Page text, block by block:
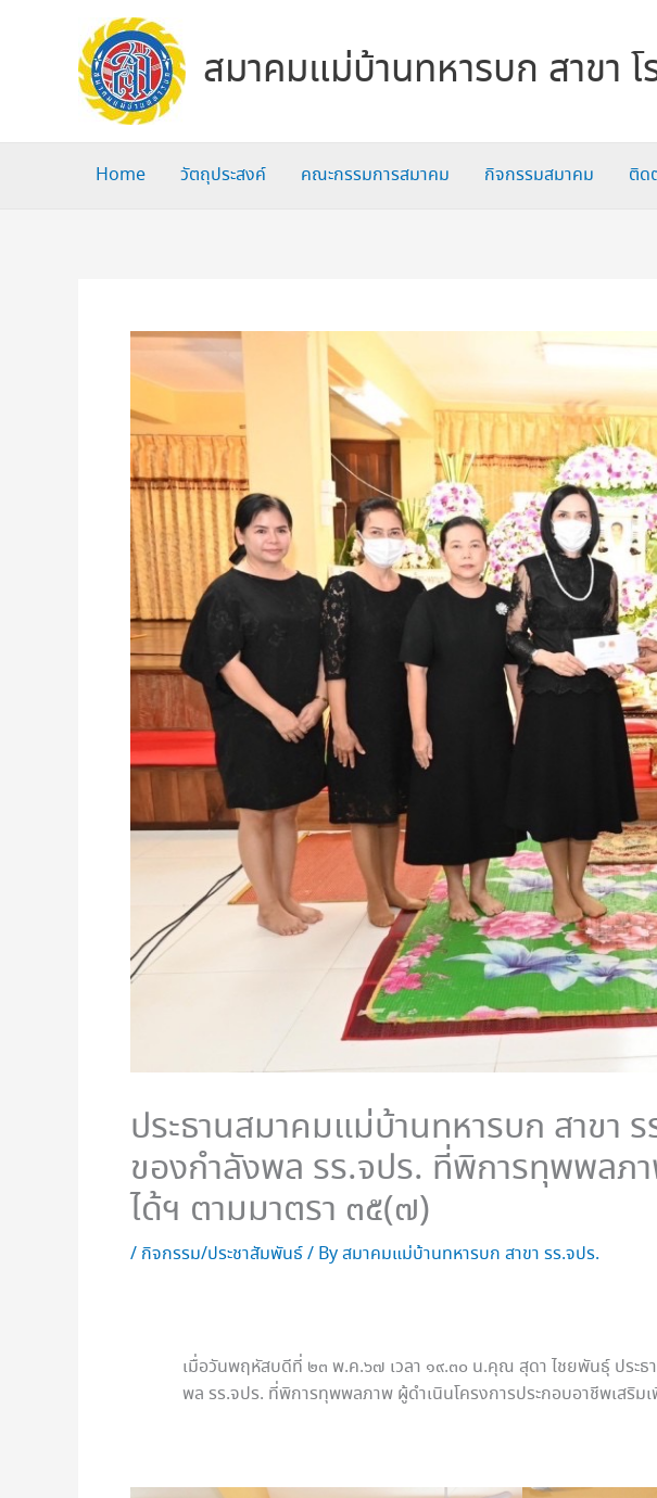
สมาคมแม่บ้านทหารบก สาขา
Home วัตถุประสงค์ คณะกรรมการสมาคม กิจกรรมสมาคม ติด
ประธานสมาคมแม่บ้านทหารบก สาขา
ของกำลังพล รร.จปร. ที่พิการทุพพลภา
ได้ฯ ตามมาตรา ๓๕(๗)
/ กิจกรรม/ประชาสัมพันธ์/ Byสมาคมแม่บ้านทหารบก สาขา รร.จปร.
เมื่อวันพฤหัสบดีที่ ๒๓ พ.ค.๖๗ เวลา ๑๙.๓๐ น.คุณ สุดา ไชยพันธุ์ ประ
พล รร.จปร. ที่พิการทุพพลภาพ ผู้ดำเนินโครงการประกอบอาชีพเสริ